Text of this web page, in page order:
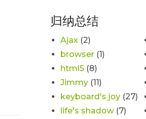
归纳总结
Ajax (2)
browser (1)
html5 (8)
Jimmy (11)
keyboard's joy (27)
life's shadow(7)